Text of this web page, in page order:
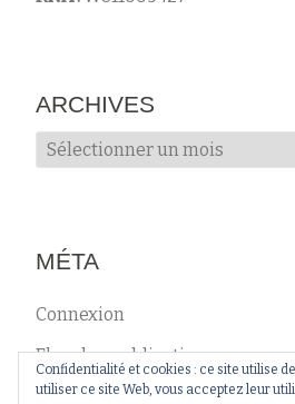
ARCHIVES
Archives
MÉTA
Connexion
Flux des publications
Flux des commentaires
Confidentialité et cookies : ce site utilise
utiliser ce site Web, vous acceptez leur